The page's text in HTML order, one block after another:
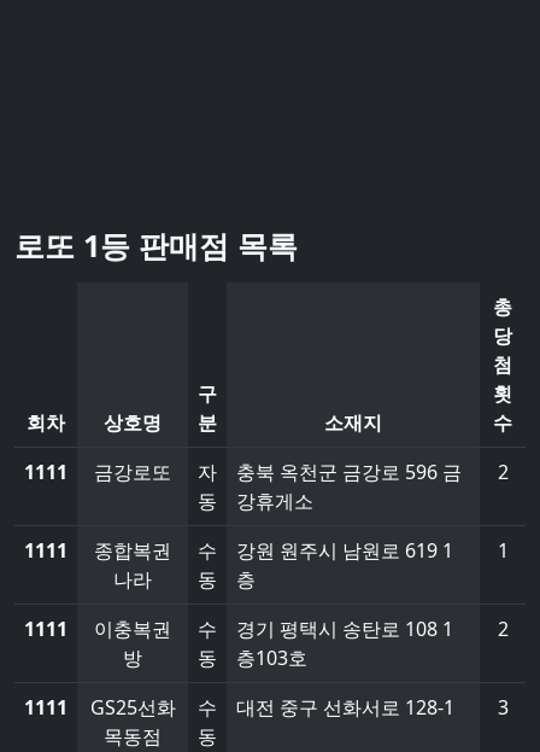
로또 1등 판매점 목록
회차 상호명
구
분
소재지
총
당
첨
횟
수
1111
금강로또
자
동
충북 옥천군 금강로 596 금
강휴게소
2
1111
종합복권
나라
수
동
강원 원주시 남원로 619 1
층
1
1111
이충복권
방
수
동
경기 평택시 송탄로 108 1
층103호
2
1111
GS25선화
목동점
수
동
대전 중구 선화서로 128-1 3